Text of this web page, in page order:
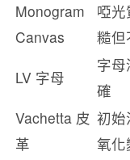
Monogram
Canvas
啞光
糙但
LV 字母
字母
確
Vachetta 皮
革
初始
氧化